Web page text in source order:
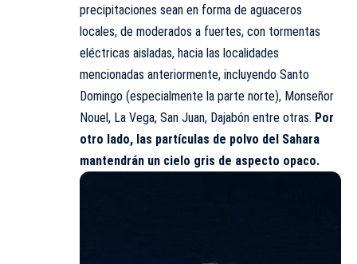
precipitaciones sean en forma de aguaceros
locales, de moderados a fuertes, con tormentas
eléctricas aisladas, hacia las localidades
mencionadas anteriormente, incluyendo Santo
Domingo (especialmente la parte norte), Monseñor
Nouel, La Vega, San Juan, Dajabón entre otras. Por
otro lado, las partículas de polvo del Sahara
mantendrán un cielo gris de aspecto opaco.